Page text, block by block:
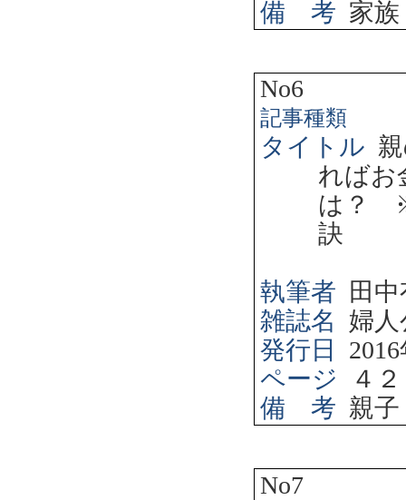
備 考 家族
No6
記事種類
タイトル
ればお
は？ ※
訣
執筆者
田中
雑誌名
婦人
発行日
2016
ページ
４
備 考 親
No7